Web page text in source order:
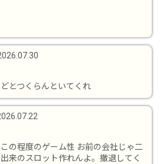
とつくらんといてくれ
の程度のゲーム性 お前の会社じゃ二
来のスロット作れんよ。撤退してく